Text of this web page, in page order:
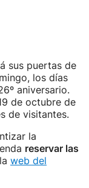
sus puertas de
los días
aniversario.
de octubre de
de visitantes.
la
reservar las
web del